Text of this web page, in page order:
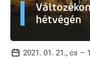
hétvégén
2021. 01. 21., cs –